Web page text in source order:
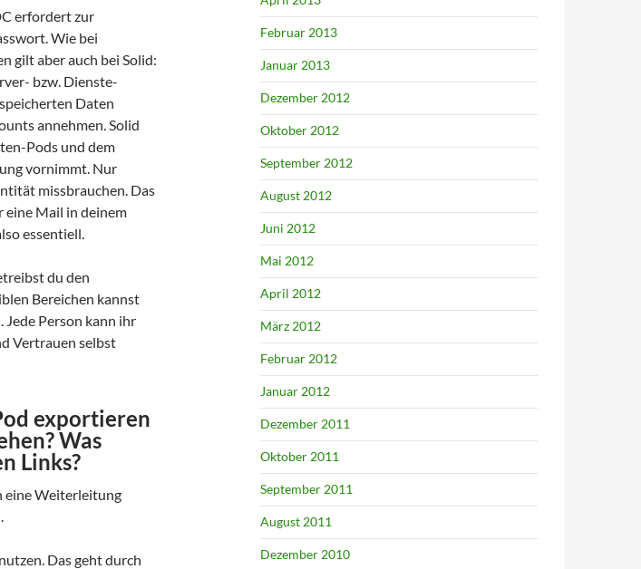
erfordert zur
Wie bei
gilt aber auch bei Solid:
bzw. Dienste-
Daten
annehmen. Solid
Pods und dem
vornimmt. Nur
missbrauchen. Das
eine Mail in deinem
essentiell.
du den
Bereichen kannst
Jede Person kann ihr
Vertrauen selbst
exportieren
Was
Links?
eine Weiterleitung
Das geht durch
Februar 2013
Januar 2013
Dezember 2012
Oktober 2012
September 2012
August 2012
Juni 2012
Mai 2012
April 2012
März 2012
Februar 2012
Januar 2012
Dezember 2011
Oktober 2011
September 2011
August 2011
Dezember 2010